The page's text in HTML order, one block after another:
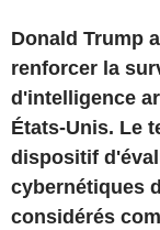
Donald Trump
renforcer la
d'intelligence
États-Unis. Le
dispositif
cybernétiques
considérés